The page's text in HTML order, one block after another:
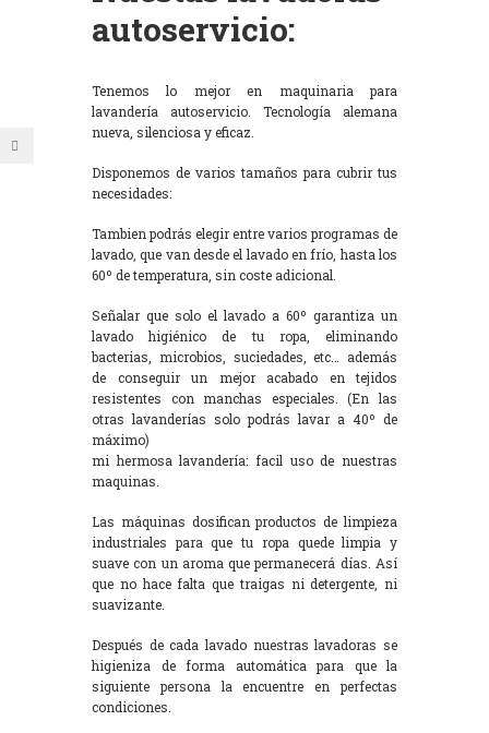
autoservicio:
Tenemos lo mejor en maquinaria para
lavandería autoservicio. Tecnología alemana
nueva, silenciosa y eficaz.
Disponemos de varios tamaños para cubrir tus
necesidades:
Tambien podrás elegir entre varios programas de
lavado, que van desde el lavado en frío, hasta los
60º de temperatura, sin coste adicional.
Señalar que solo el lavado a 60º garantiza un
lavado higiénico de tu ropa, eliminando
bacterias, microbios, suciedades, etc… además
de conseguir un mejor acabado en tejidos
resistentes con manchas especiales. (En las
otras lavanderías solo podrás lavar a 40º de
máximo)
mi hermosa lavandería: facil uso de nuestras
maquinas.
Las máquinas dosifican productos de limpieza
industriales para que tu ropa quede limpia y
suave con un aroma que permanecerá días. Así
que no hace falta que traigas ni detergente, ni
suavizante.
Después de cada lavado nuestras lavadoras se
higieniza de forma automática para que la
siguiente persona la encuentre en perfectas
condiciones.